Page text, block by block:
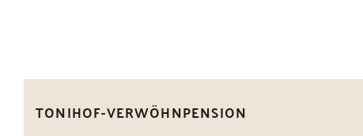
TONIHOF-VERWÖHNPENSION